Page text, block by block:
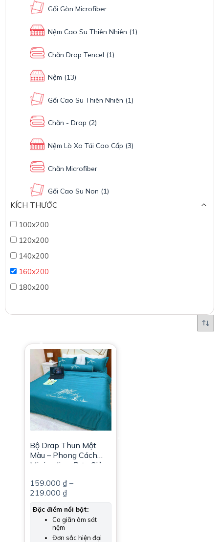
Gối Gòn Microfiber
Nệm Cao Su Thiên Nhiên (1)
Chăn Drap Tencel (1)
Nệm (13)
Gối Cao Su Thiên Nhiên (1)
Chăn - Drap (2)
Nệm Lò Xo Túi Cao Cấp (3)
Chăn Microfiber
Gối Cao Su Non (1)
KÍCH THƯỚC
100x200
120x200
140x200
160x200
180x200
Bộ Drap Thun Một
Màu – Phong Cách
Minimalism Đơn Giản,
159.000 ₫ –
219.000 ₫
Đặc điểm nổi bật:
Co giãn ôm sát
nệm
Đơn sắc hiện đại